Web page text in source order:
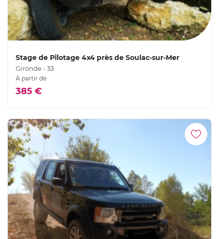
Stage de Pilotage 4x4 près de Soulac-sur-Mer
Gironde - 33
À partir de
385 €